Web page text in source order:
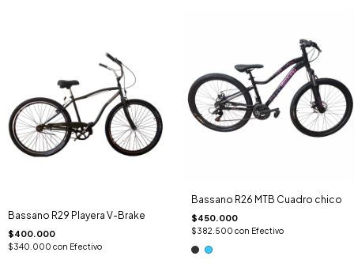
Bassano R29 Playera V-Brake
$400.000
$340.000 con Efectivo
Bassano R26 MTB Cuadro chico
$450.000
$382.500 con Efectivo